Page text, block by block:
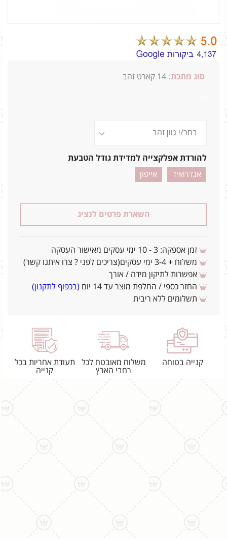
סוג מתכת: 14 קארט זהב
להורדת אפלקצייה למדידת גודל הטבעת
אנדרואיד
אייפון
השארת פרטים לנציג
זמן אספקה: 3 - 10 ימי עסקים מאישור העסקה
משלוח + 3-4 ימי עסקים(צריכים לפני ? צרו איתנו קשר)
אפשרות לתיקון מידה / אורך
החזר כספי / החלפת מוצר עד 14 יום
(בכפוף לתקנון)
תשלומים ללא ריבית
קנייה בטוחה
משלוח מאובטח לכל
רחבי הארץ
תעודת אחריות בכל
קנייה